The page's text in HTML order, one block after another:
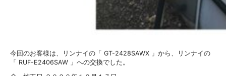
今回のお客様は、リンナイの「 GT-2428SAWX 」から、リンナイの
「 RUF-E2406SAW 」への交換でした。